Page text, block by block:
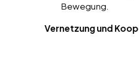
Bewegung.
Vernetzung und